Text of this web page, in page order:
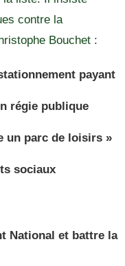
contre la
Bouchet :
payant
régie publique
un parc de loisirs »
sociaux
National et battre la